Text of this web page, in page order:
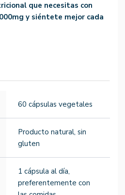
que necesitas con
y siéntete mejor cada
60 cápsulas vegetales
Producto natural, sin
gluten
1 cápsula al día,
preferentemente con